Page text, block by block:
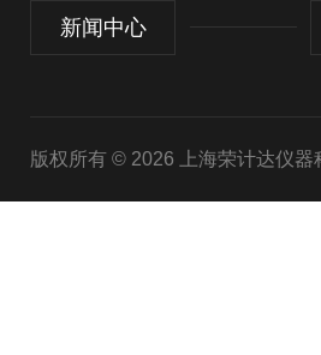
新闻中心
版权所有 © 2026 上海荣计达仪器